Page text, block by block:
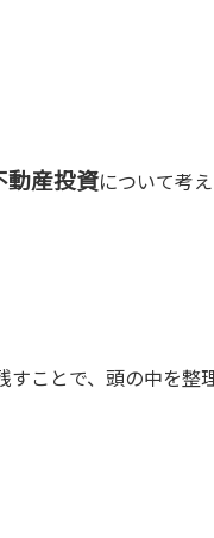
動産投資について考え
ことで、頭の中を整